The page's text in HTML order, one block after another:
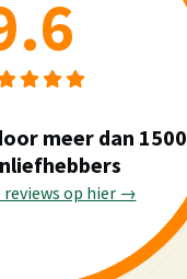
meer dan 1500
reviews op hier →